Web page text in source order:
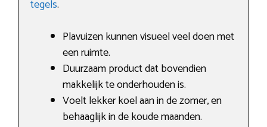
tegels.
Plavuizen kunnen visueel veel doen met
een ruimte.
Duurzaam product dat bovendien
makkelijk te onderhouden is.
Voelt lekker koel aan in de zomer, en
behaaglijk in de koude maanden.